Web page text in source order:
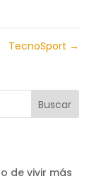
TecnoSport →
Buscar
de vivir más